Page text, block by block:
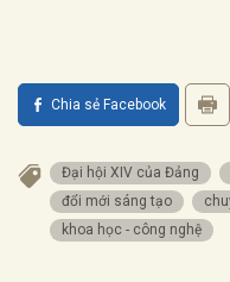
Chia sẻ Facebook
Đại hội XIV của Đảng
đổi mới sáng tạo
khoa học - công nghệ